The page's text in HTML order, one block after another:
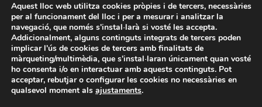
© 2020 Web desarrollada por el Servicio de Informática de Diputación
de Alicante
Aquest lloc web utilitza cookies pròpies i de tercers, necessàries
per al funcionament del lloc i per a mesurar i analitzar la
navegació, que només s'instal·larà si vosté les accepta.
Addicionalment, alguns continguts integrats de tercers poden
implicar l'ús de cookies de tercers amb finalitats de
màrqueting/multimèdia, que s'instal·laran únicament quan vosté
ho consenta i/o en interactuar amb aquests continguts. Pot
acceptar, rebutjar o configurar les cookies no necessàries en
qualsevol moment als ajustaments.